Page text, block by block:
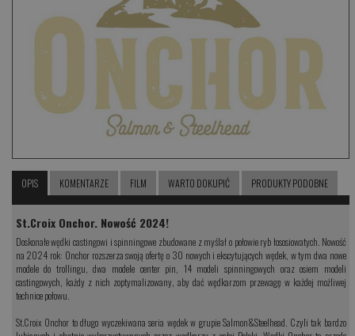
OPIS KOMENTARZE FILM WARTO DOKUPIĆ PRODUKTY PODOBNE
St.Croix Onchor. Nowość 2024!
Doskonałe wędki castingowi i spinningowe zbudowane z myślał o połowie ryb łososiowatych. Nowość
na 2024 rok: Onchor rozszerza swoją ofertę o 30 nowych i ekscytujących wędek, w tym dwa nowe
modele do trollingu, dwa modele center pin, 14 modeli spinningowych oraz osiem modeli
castingowych, każdy z nich zoptymalizowany, aby dać wędkarzom przewagę w każdej możliwej
technice połowu.
St.Croix Onchor to długo wyczekiwana seria wędek w grupie Salmon&Steelhead. Czyli tak bardzo